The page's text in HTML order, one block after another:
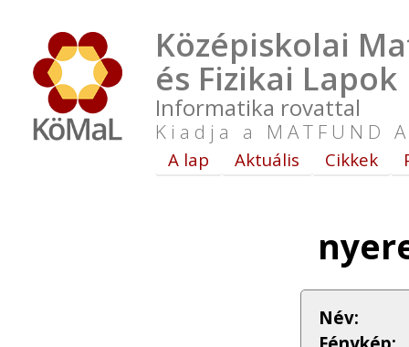
Középiskolai
és Fizikai Lapok
Informatika rovattal
Kiadja a MATFUND
A lap Aktuális Cikkek
Név: